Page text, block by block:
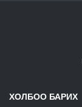
ХОЛБОО БАРИХ